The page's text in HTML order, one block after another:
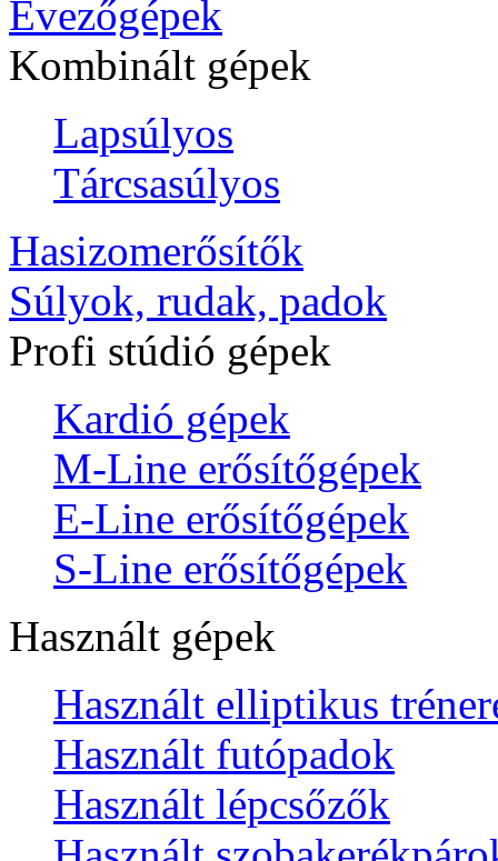
Evezőgépek
Kombinált gépek
Lapsúlyos
Tárcsasúlyos
Hasizomerősítők
Súlyok, rudak, padok
Profi stúdió gépek
Kardió gépek
M-Line erősítőgépek
E-Line erősítőgépek
S-Line erősítőgépek
Használt gépek
Használt elliptikus
Használt futópadok
Használt lépcsőzők